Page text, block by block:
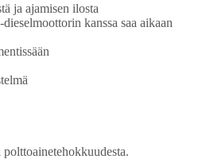
ja ajamisen ilosta
kanssa saa aikaan